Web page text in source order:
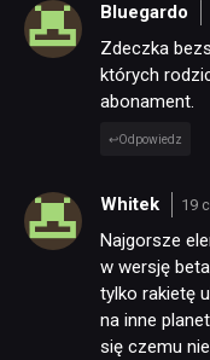
Bluegardo
Zdeczka
których
abonament.
Odpowiedz
Whitek 19
Najgorsze
w wersję
tylko rakietę
na inne
się czemu